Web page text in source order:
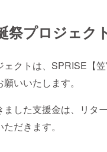
祭プロジェク
ェクトは、SPRISE【
いいたします。
ました支援金は、リタ
だきます。